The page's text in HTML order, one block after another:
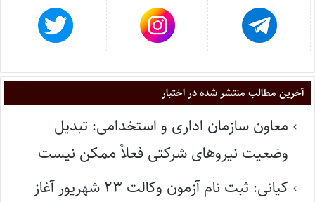
آخرین مطالب منتشر شده در اختبار
معاون سازمان اداری و استخدامی: تبدیل
وضعیت نیروهای شرکتی فعلاً ممکن نیست
کیانی: ثبت نام آزمون وکالت ۲۳ شهریور آغاز